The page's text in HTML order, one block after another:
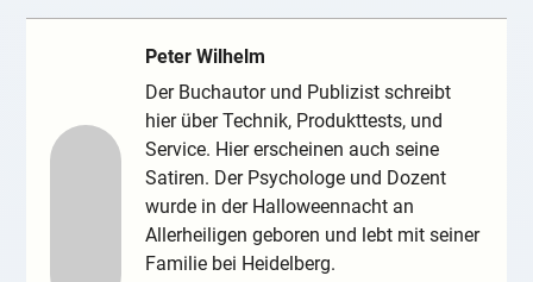
Peter Wilhelm
Der Buchautor und Publizist schreibt
hier über Technik, Produkttests, und
Service. Hier erscheinen auch seine
Satiren. Der Psychologe und Dozent
wurde in der Halloweennacht an
Allerheiligen geboren und lebt mit seiner
Familie bei Heidelberg.